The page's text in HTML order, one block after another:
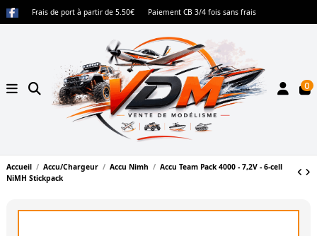
Frais de port à partir de 5.50€ Paiement CB 3/4 fois sans frais
0
Accueil Accu/Chargeur Accu Nimh
Accu Team Pack 4000 - 7,2V - 6-cell
NiMH Stickpack